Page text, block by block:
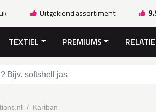
Uitgekiend assortiment
TEXTIEL PREMIUMS
Kariban